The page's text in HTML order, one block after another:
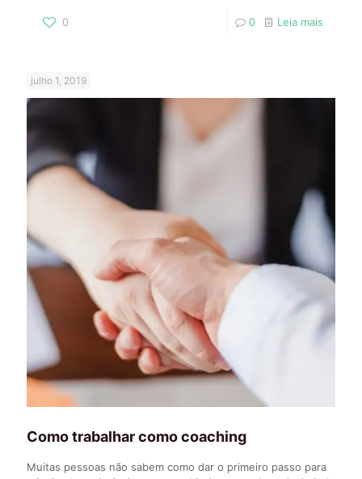
0 0 Leia mais
julho 1, 2019
Como trabalhar como coaching
Muitas pessoas não sabem como dar o primeiro passo para